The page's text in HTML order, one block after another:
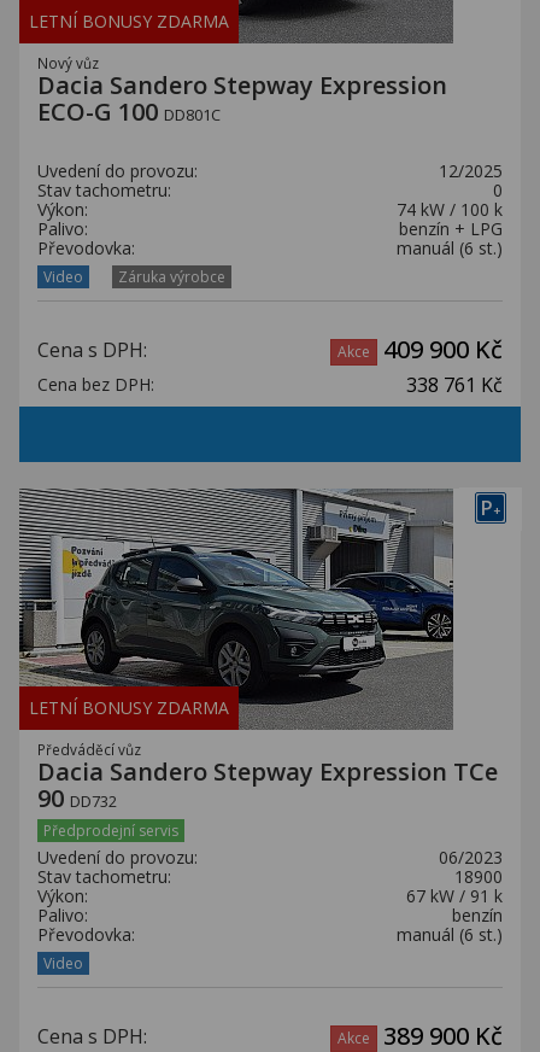
LETNÍ BONUSY ZDARMA
Nový vůz
Dacia Sandero Stepway Expression
ECO-G 100 DD801C
Uvedení do provozu:
12/2025
Stav tachometru:
0
Výkon:
74 kW / 100 k
Palivo:
benzín + LPG
Převodovka:
manuál (6 st.)
Video Záruka výrobce
Cena s DPH: Akce 409 900 Kč
Cena bez DPH: 338 761 Kč
P+
LETNÍ BONUSY ZDARMA
Předváděcí vůz
Dacia Sandero Stepway Expression TCe
90 DD732
Předprodejní servis
Uvedení do provozu:
06/2023
Stav tachometru:
18900
Výkon:
67 kW / 91 k
Palivo:
benzín
Převodovka:
manuál (6 st.)
Video
Cena s DPH: Akce 389 900 Kč